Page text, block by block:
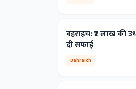
बहराइच: ₹2 लाख की
दी सफाई
Bahraich